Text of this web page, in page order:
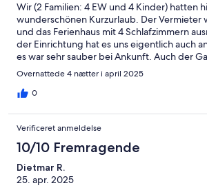
Wir (2 Familien: 4 EW und 4 Kinder) hatten
wunderschönen Kurzurlaub. Der Vermieter
und das Ferienhaus mit 4 Schlafzimmern
der Einrichtung hat es uns eigentlich auch
es war sehr sauber bei Ankunft. Auch der
wurde von uns zum Grillen und von den
genutzt :-)Die Umgebung ist mehr als
Startpunkt toller Wanderungen mit
variieren.
Overnattede 4 nætter i april 2025
0
Verificeret anmeldelse
10/10 Fremragende
Dietmar R.
25. apr. 2025